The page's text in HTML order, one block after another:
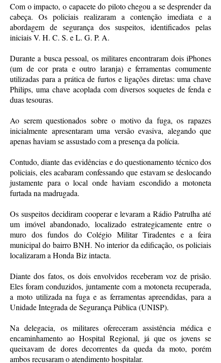
Com o impacto, o capacete do piloto chegou a se desprender da
cabeça. Os policiais realizaram a contenção imediata e a
abordagem de segurança dos suspeitos, identificados pelas
iniciais V. H. C. S. e L. G. P. A.
Durante a busca pessoal, os militares encontraram dois iPhones
(um de cor prata e outro laranja) e ferramentas comumente
utilizadas para a prática de furtos e ligações diretas: uma chave
Philips, uma chave acoplada com diversos soquetes de fenda e
duas tesouras.
Ao serem questionados sobre o motivo da fuga, os rapazes
inicialmente apresentaram uma versão evasiva, alegando que
apenas haviam se assustado com a presença da polícia.
Contudo, diante das evidências e do questionamento técnico dos
policiais, eles acabaram confessando que estavam se deslocando
justamente para o local onde haviam escondido a motoneta
furtada na madrugada.
Os suspeitos decidiram cooperar e levaram a Rádio Patrulha até
um imóvel abandonado, localizado estrategicamente entre o
muro dos fundos do Colégio Militar Tiradentes e a feira
municipal do bairro BNH. No interior da edificação, os policiais
localizaram a Honda Biz intacta.
Diante dos fatos, os dois envolvidos receberam voz de prisão.
Eles foram conduzidos, juntamente com a motoneta recuperada,
a moto utilizada na fuga e as ferramentas apreendidas, para a
Unidade Integrada de Segurança Pública (UNISP).
Na delegacia, os militares ofereceram assistência médica e
encaminhamento ao Hospital Regional, já que os jovens se
queixavam de dores decorrentes da queda da moto, porém
ambos recusaram o atendimento hospitalar.